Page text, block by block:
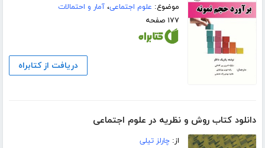
موضوع: علوم اجتماعی،آمار و احتمالات
۱۷۷ صفحه
دریافت از کتابراه
دانلود کتاب روش و نظریه در علوم اجتماعی
از:چارلز تیلی